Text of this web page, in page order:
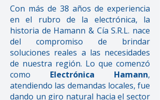
Con más de 38 años de experiencia
en el rubro de la electrónica, la
historia de Hamann & Cía S.R.L. nace
del compromiso de brindar
soluciones reales a las necesidades
de nuestra región. Lo que comenzó
como Electrónica Hamann,
atendiendo las demandas locales, fue
dando un giro natural hacia el sector